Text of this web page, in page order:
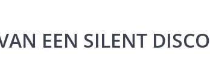
EEN SILENT DISCO